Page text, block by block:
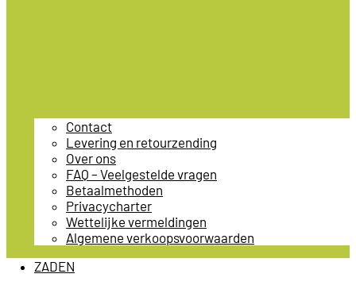
Contact
Levering en retourzending
Over ons
FAQ – Veelgestelde vragen
Betaalmethoden
Privacycharter
Wettelijke vermeldingen
Algemene verkoopsvoorwaarden
ZADEN